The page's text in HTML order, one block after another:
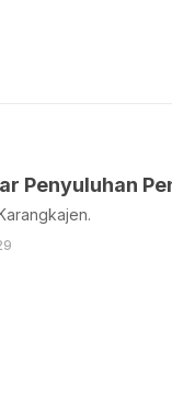
Penyuluhan